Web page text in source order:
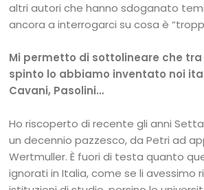
altri autori che hanno sdoganato
ancora a interrogarci su cosa è
Mi permetto di sottolineare che tra
spinto lo abbiamo inventato noi
Cavani, Pasolini…
Ho riscoperto di recente gli anni
un decennio pazzesco, da Petri ad
Wertmuller. È fuori di testa quanto
ignorati in Italia, come se li avessimo